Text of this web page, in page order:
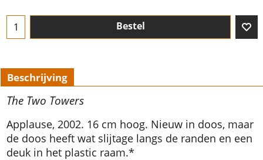
Bestel
Beschrijving
The Two Towers
Applause, 2002. 16 cm hoog. Nieuw in doos, maar
de doos heeft wat slijtage langs de randen en een
deuk in het plastic raam.*